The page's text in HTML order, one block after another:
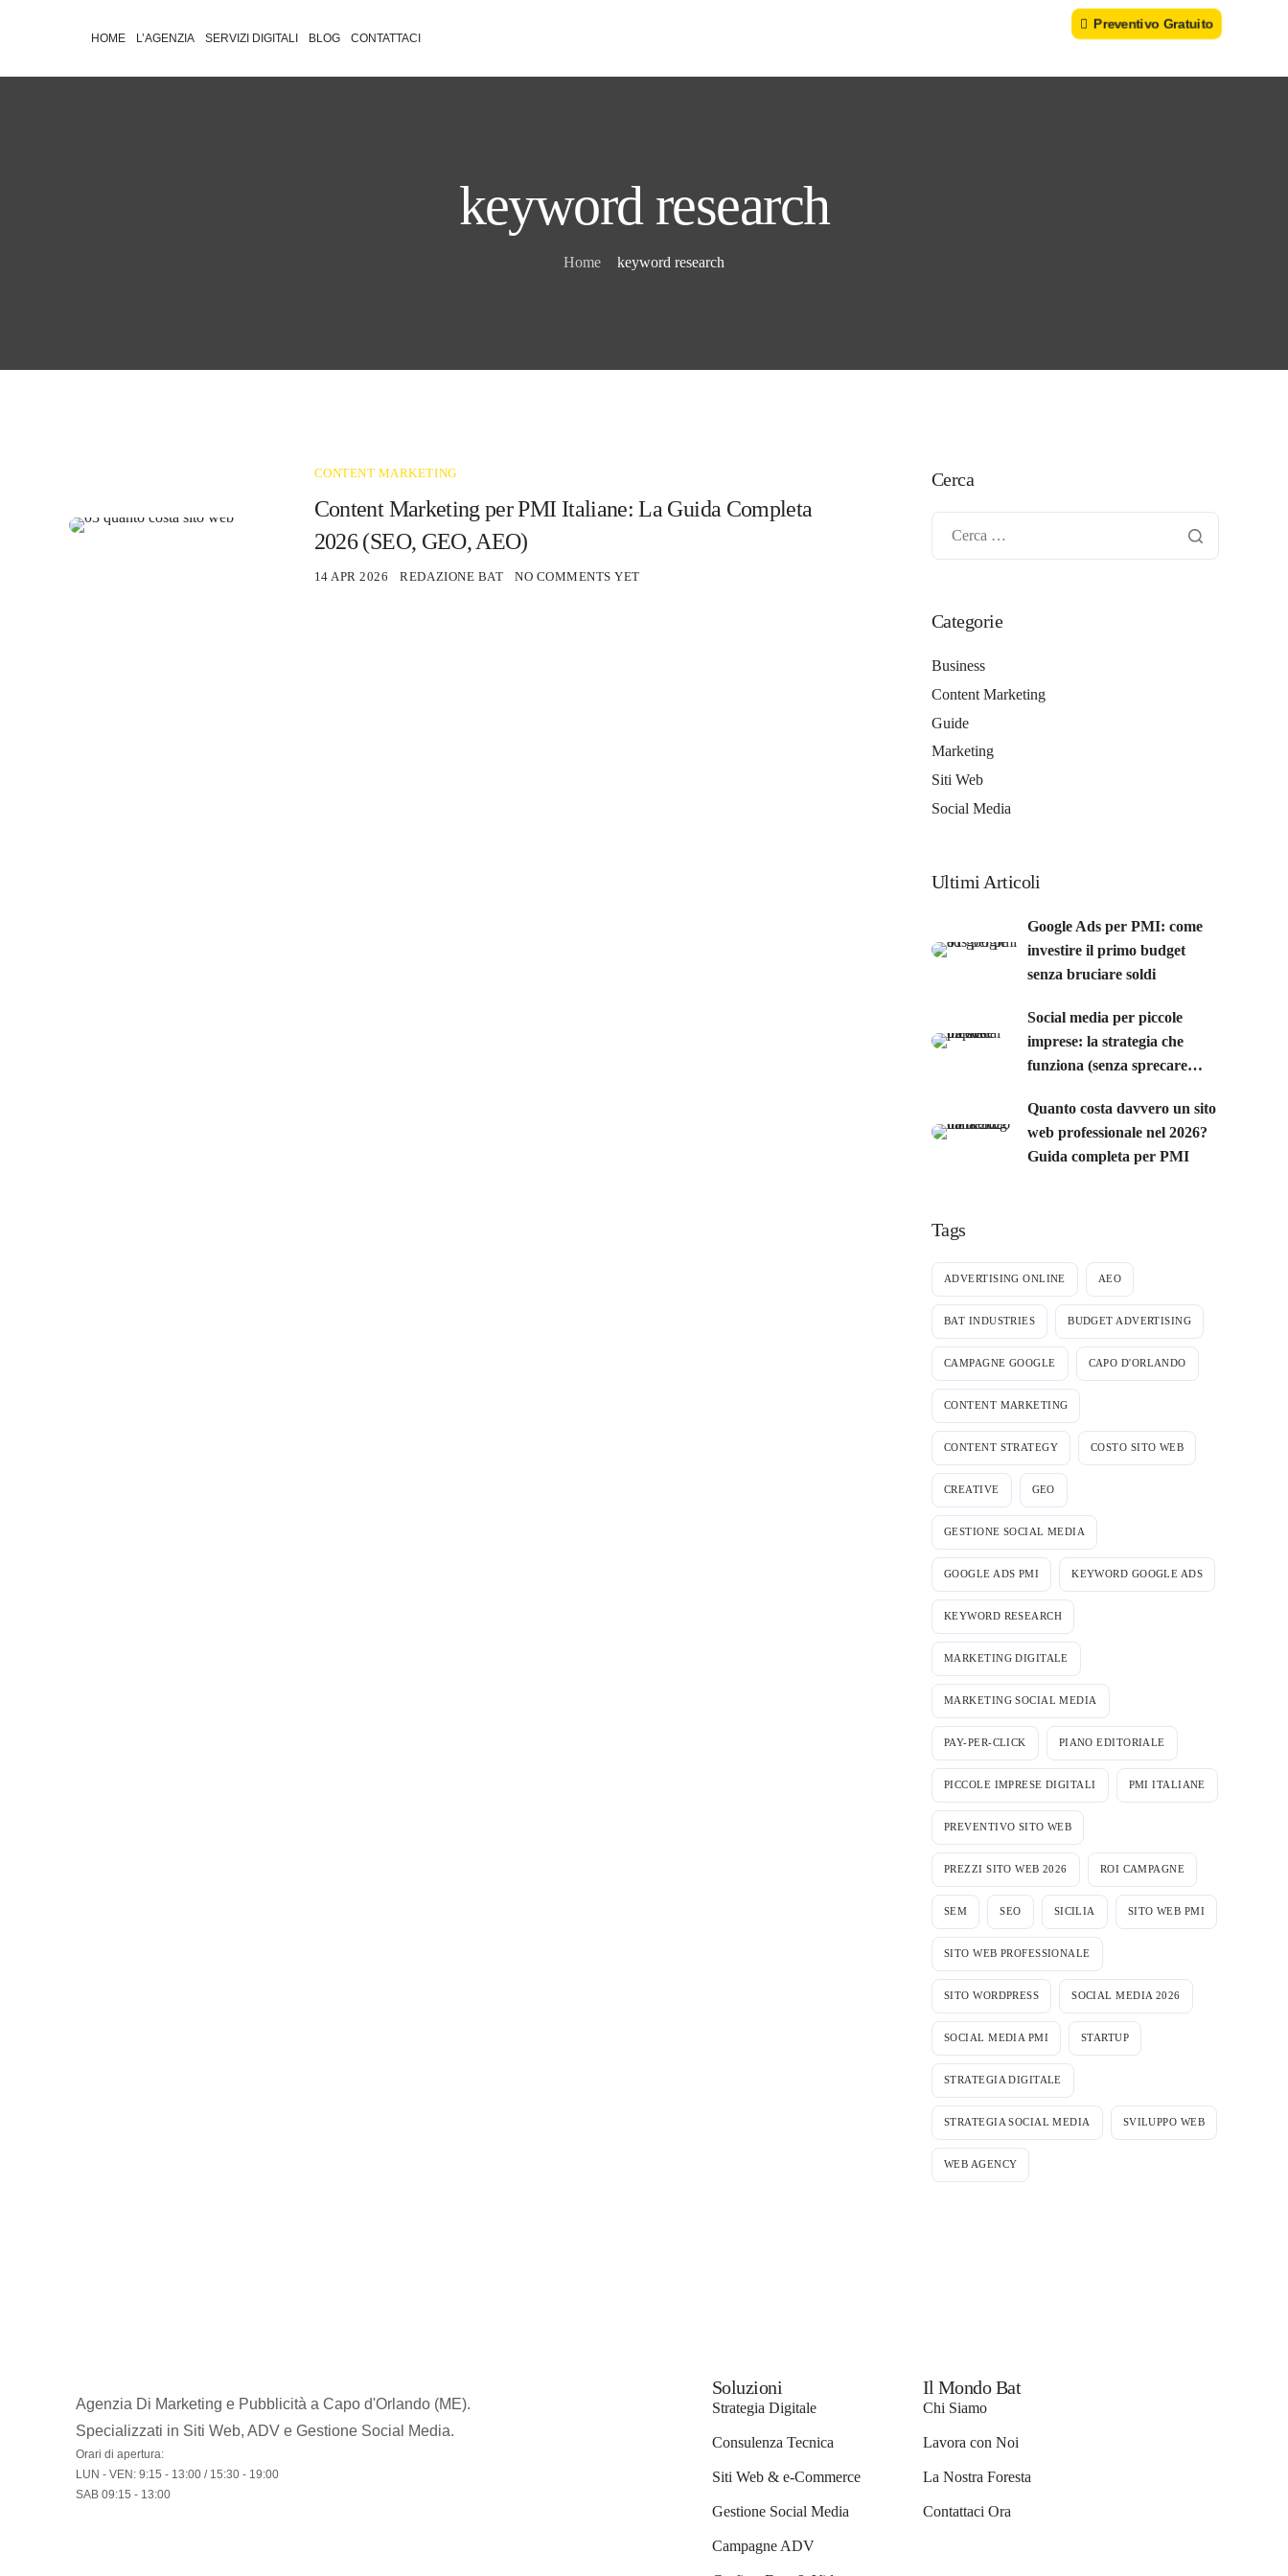
HOME L’AGENZIA SERVIZI DIGITALI BLOG CONTATTACI
Preventivo Gratuito
keyword research
Home keyword research
CONTENT MARKETING
Content Marketing per PMI Italiane: La Guida Completa
2026 (SEO, GEO, AEO)
14 APR 2026 REDAZIONE BAT NO COMMENTS YET
Cerca
Categorie
Business
Content Marketing
Guide
Marketing
Siti Web
Social Media
Ultimi Articoli
Google Ads per PMI: come
investire il primo budget
senza bruciare soldi
Social media per piccole
imprese: la strategia che
funziona (senza sprecare
Quanto costa davvero un sito
web professionale nel 2026?
Guida completa per PMI
Tags
ADVERTISING ONLINE AEO
BAT INDUSTRIES BUDGET ADVERTISING
CAMPAGNE GOOGLE CAPO D'ORLANDO
CONTENT MARKETING
CONTENT STRATEGY COSTO SITO WEB
CREATIVE GEO
GESTIONE SOCIAL MEDIA
GOOGLE ADS PMI KEYWORD GOOGLE ADS
KEYWORD RESEARCH
MARKETING DIGITALE
MARKETING SOCIAL MEDIA
PAY-PER-CLICK PIANO EDITORIALE
PICCOLE IMPRESE DIGITALI PMI ITALIANE
PREVENTIVO SITO WEB
PREZZI SITO WEB 2026 ROI CAMPAGNE
SEM SEO SICILIA SITO WEB PMI
SITO WEB PROFESSIONALE
SITO WORDPRESS SOCIAL MEDIA 2026
SOCIAL MEDIA PMI STARTUP
STRATEGIA DIGITALE
STRATEGIA SOCIAL MEDIA SVILUPPO WEB
WEB AGENCY
Agenzia Di Marketing e Pubblicità a Capo d'Orlando (ME).
Specializzati in Siti Web, ADV e Gestione Social Media.
Orari di apertura:
LUN - VEN : 9:15 - 13:00 / 15:30 - 19:00
SAB09:15 - 13:00
Soluzioni
Strategia Digitale
Consulenza Tecnica
Siti Web & e-Commerce
Gestione Social Media
Campagne ADV
Il Mondo Bat
Chi Siamo
Lavora con Noi
La Nostra Foresta
Contattaci Ora